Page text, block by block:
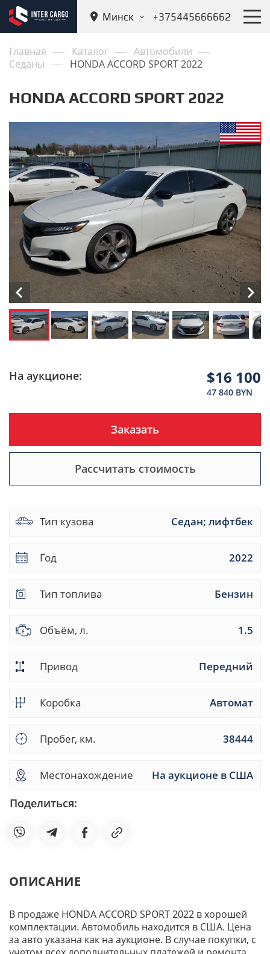
Минск +375445666662
Главная Каталог
Автомобили
Седаны
HONDA ACCORD SPORT 2022
HONDA ACCORD SPORT 2022
На аукционе: $16 100
47 840 BYN
Заказать
Рассчитать стоимость
Тип кузова Седан; лифтбек
Год 2022
Тип топлива Бензин
Объём, л. 1.5
Привод Передний
Коробка Автомат
Пробег, км. 38444
Местонахождение На аукционе в США
Поделиться:
ОПИСАНИЕ
В продаже HONDA ACCORD SPORT 2022 в хорошей
комплектации. Автомобиль находится в США. Цена
за авто указана как на аукционе. В случае покупки, с